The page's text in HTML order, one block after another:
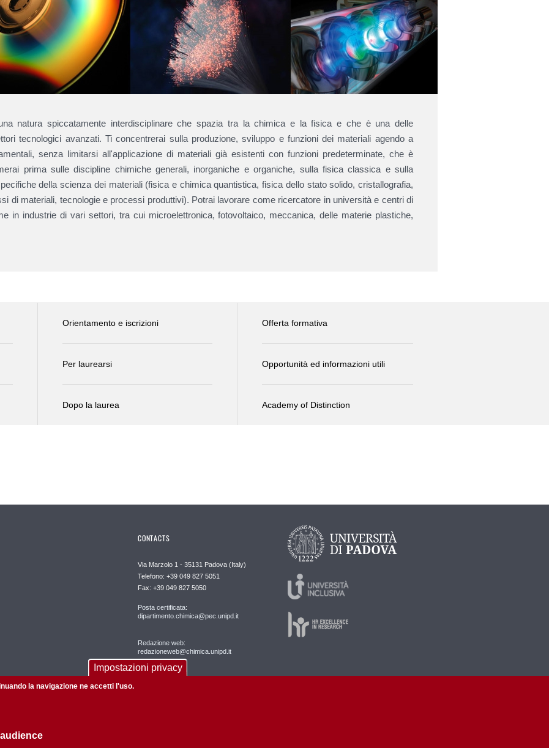
natura spiccatamente interdisciplinare che spazia tra la chimica e la fisica e che è una delle
tecnologici avanzati. Ti concentrerai sulla produzione, sviluppo e funzioni dei materiali agendo a
senza limitarsi all'applicazione di materiali già esistenti con funzioni predeterminate, che è
prima sulle discipline chimiche generali, inorganiche e organiche, sulla fisica classica e sulla
della scienza dei materiali (fisica e chimica quantistica, fisica dello stato solido, cristallografia,
di materiali, tecnologie e processi produttivi). Potrai lavorare come ricercatore in università e centri di
in industrie di vari settori, tra cui microelettronica, fotovoltaico, meccanica, delle materie plastiche,
Orientamento e iscrizioni Offerta formativa
Per laurearsi Opportunità ed informazioni utili
Dopo la laurea Academy of Distinction
CONTACTS
Via Marzolo 1 - 35131 Padova (Italy)
Telefono: +39 049 827 5051
Fax: +39 049 827 5050
Posta certificata:
dipartimento.chimica@pec.unipd.it
Redazione web:
redazioneweb@chimica.unipd.it
Impostazioni privacy
la navigazione ne accetti l'uso.